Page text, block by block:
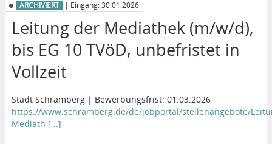
ARCHIVIERT | Eingang: 30.01.2026
Leitung der Mediathek (m/w/d),
bis EG 10 TVöD, unbefristet in
Vollzeit
Stadt Schramberg | Bewerbungsfrist: 01.03.2026
https://www.schramberg.de/de/jobportal/stellenangebote/
Mediath [...]